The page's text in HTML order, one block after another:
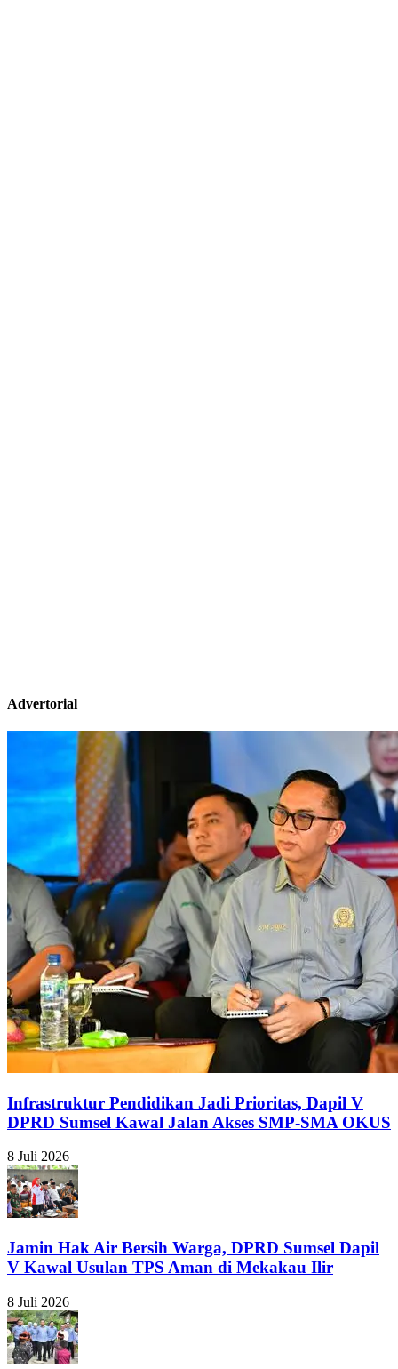
Advertorial
Infrastruktur Pendidikan Jadi Prioritas, Dapil V
DPRD Sumsel Kawal Jalan Akses SMP-SMA OKUS
8 Juli 2026
Jamin Hak Air Bersih Warga, DPRD Sumsel Dapil
V Kawal Usulan TPS Aman di Mekakau Ilir
8 Juli 2026